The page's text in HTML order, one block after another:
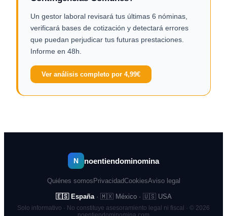
Un gestor laboral revisará tus últimas 6 nóminas,
verificará bases de cotización y detectará errores
que puedan perjudicar tus futuras prestaciones.
Informe en 48h.
Ver análisis completo por 4,99€
N noentiendominomina
Quiénes somos PrivacidadCookiesAviso legal
🇪🇸 España· 🇲🇽 México· 🇺🇸 USA
Solo informativo · No constituye asesoramiento legal ni fiscal · © 2026